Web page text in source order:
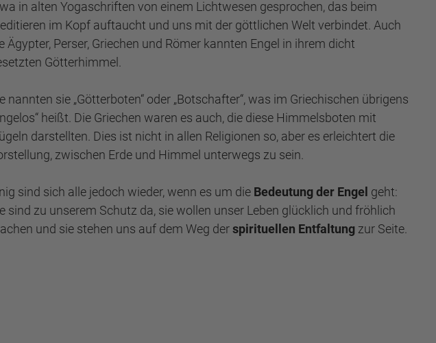
in alten Yogaschriften von einem Lichtwesen gesprochen, das beim
im Kopf auftaucht und uns mit der göttlichen Welt verbindet. Auch
Ägypter, Perser, Griechen und Römer kannten Engel in ihrem dicht
Götterhimmel.
nannten sie „Götterboten“ oder „Botschafter“, was im Griechischen übrigens
heißt. Die Griechen waren es auch, die diese Himmelsboten mit
darstellten. Dies ist nicht in allen Religionen so, aber es erleichtert die
zwischen Erde und Himmel unterwegs zu sein.
sind sich alle jedoch wieder, wenn es um die Bedeutung der Engel geht:
sind zu unserem Schutz da, sie wollen unser Leben glücklich und fröhlich
und sie stehen uns auf dem Weg derspirituellen Entfaltung zur Seite.